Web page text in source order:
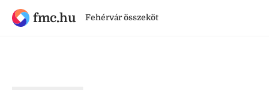
fmc.hu Fehérvár összeköt